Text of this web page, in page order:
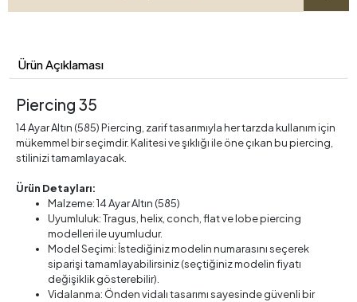
Ürün Açıklaması
Piercing 35
14 Ayar Altın (585) Piercing, zarif tasarımıyla her tarzda kullanım için
mükemmel bir seçimdir. Kalitesi ve şıklığı ile öne çıkan bu piercing,
stilinizi tamamlayacak.
Ürün Detayları:
Malzeme: 14 Ayar Altın (585)
Uyumluluk: Tragus, helix, conch, flat ve lobe piercing
modelleri ile uyumludur.
Model Seçimi: İstediğiniz modelin numarasını seçerek
siparişi tamamlayabilirsiniz (seçtiğiniz modelin fiyatı
değişiklik gösterebilir).
Vidalanma: Önden vidalı tasarımı sayesinde güvenli bir